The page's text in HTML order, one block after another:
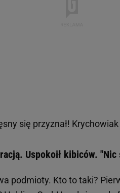
się przyznał!
Uspokoił kibiców. "Nic
podmioty. Kto to taki?